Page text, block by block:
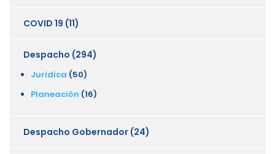
COVID 19 (11)
Despacho (294)
Juridica (50)
Planeación (16)
Despacho Gobernador (24)